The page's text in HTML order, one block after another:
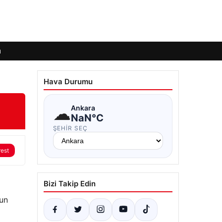
Hava Durumu
☁Ankara
NaN°C
ŞEHIR SEÇ
Bizi Takip Edin